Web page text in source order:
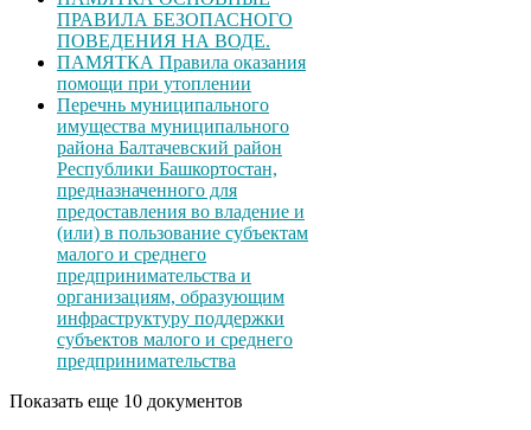
ПРАВИЛА БЕЗОПАСНОГО
ПОВЕДЕНИЯ НА ВОДЕ.
ПАМЯТКА Правила оказания
помощи при утоплении
Перечнь муниципального
имущества муниципального
района Балтачевский район
Республики Башкортостан,
предназначенного для
предоставления во владение и
(или) в пользование субъектам
малого и среднего
предпринимательства и
организациям, образующим
инфраструктуру поддержки
субъектов малого и среднего
предпринимательства
Показать еще 10 документов